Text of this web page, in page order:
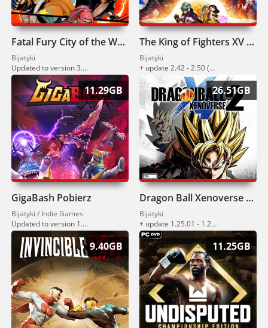
Fatal Fury City of the Wolves Pobierz
Bijatyki
Updated to version 3.0.0 (23.07.2026)
The King of Fighters XV Pobierz
Bijatyki
+ update 2.42 - 2.50 (02.07.2026)
11.29GB
GigaBash Pobierz
Bijatyki / Indie Games
Updated to version 1.9.0 (10.07.2026)
26.51GB
Dragon Ball Xenoverse 2 Pobierz
Bijatyki
+ update 1.25.01 - 1.26.00 (07.07.2026)
9.40GB 11.25GB